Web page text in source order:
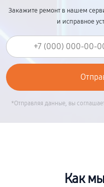
Закажите ремонт в нашем
и исправное
*Отправляя данные, вы
Как мы